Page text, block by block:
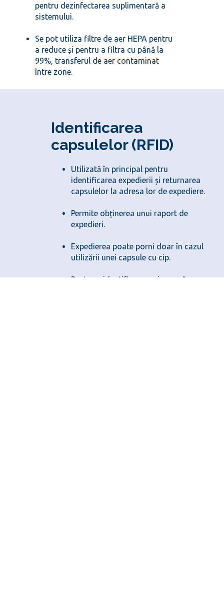
pentru dezinfectarea suplimentară a
sistemului.
Se pot utiliza filtre de aer HEPA pentru
a reduce și pentru a filtra cu până la
99%, transferul de aer contaminat
între zone.
Identificarea
capsulelor (RFID)
Utilizată în principal pentru
identificarea expedierii și returnarea
capsulelor la adresa lor de expediere.
Permite obținerea unui raport de
expedieri.
Expedierea poate porni doar în cazul
utilizării unei capsule cu cip.
Pentru o identificare mai ușoară a